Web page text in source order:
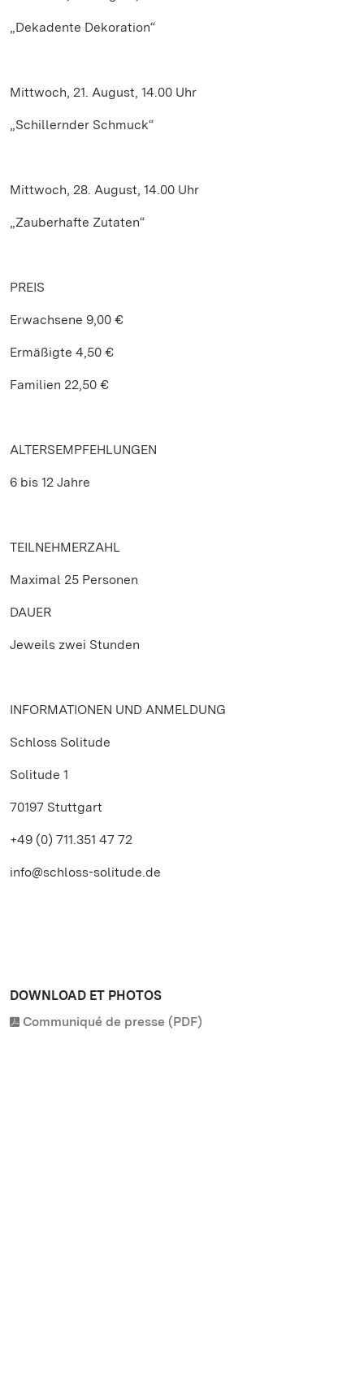
„Dekadente Dekoration“
Mittwoch, 21. August, 14.00 Uhr
„Schillernder Schmuck“
Mittwoch, 28. August, 14.00 Uhr
„Zauberhafte Zutaten“
PREIS
Erwachsene 9,00 €
Ermäßigte 4,50 €
Familien 22,50 €
ALTERSEMPFEHLUNGEN
6 bis 12 Jahre
TEILNEHMERZAHL
Maximal 25 Personen
DAUER
Jeweils zwei Stunden
INFORMATIONEN UND ANMELDUNG
Schloss Solitude
Solitude 1
70197 Stuttgart
+49 (0) 711.351 47 72
info@schloss-solitude.de
DOWNLOAD ET PHOTOS
Communiqué de presse (PDF)